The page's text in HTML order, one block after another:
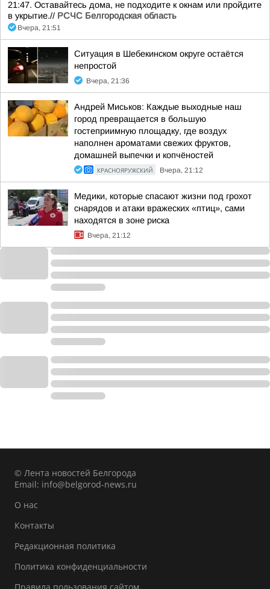
21:47. Оставайтесь дома, не подходите к окнам или пройдите
в укрытие.// РСЧС Белгородская область
Вчера, 21:51
Ситуация в Шебекинском округе остаётся
непростой
Вчера, 21:36
Андрей Миськов: Каждые выходные наш
город превращается в большую
гостеприимную площадку, где воздух
наполнен ароматами свежих фруктов,
домашней выпечки и копчёностей
КРАСНОЯРУЖСКИЙ Вчера, 21:12
Медики, которые спасают жизни под грохот
снарядов и атаки вражеских «птиц», сами
находятся в зоне риска
Вчера, 21:12
© Лента новостей Белгорода
Email: info@belgorod-news.ru
О нас
Контакты
Редакционная политика
Политика конфиденциальности